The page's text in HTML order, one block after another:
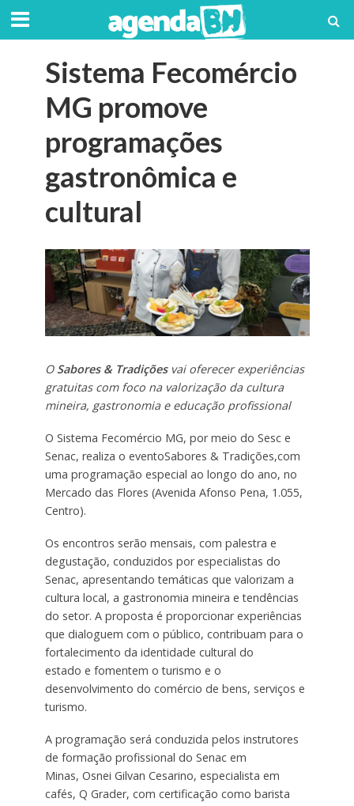
Sistema Fecomércio
MG promove
programações
gastronômica e
cultural
O Sabores & Tradiçõesvai oferecer experiências
gratuitas com foco na valorização da cultura
mineira, gastronomia e educação profissional
O Sistema Fecomércio MG, por meio do Sesc e
Senac, realiza o eventoSabores & Tradições,com
uma programação especial ao longo do ano, no
Mercado das Flores (Avenida Afonso Pena, 1.055,
Centro).
Os encontros serão mensais, com palestra e
degustação, conduzidos por especialistas do
Senac, apresentando temáticas que valorizam a
cultura local, a gastronomia mineira e tendências
do setor. A proposta é proporcionar experiências
que dialoguem com o público, contribuam para o
fortalecimento da identidade cultural do
estado e fomentem o turismo e o
desenvolvimento do comércio de bens, serviços e
turismo.
A programação será conduzida pelos instrutores
de formação profissional do Senac em
Minas, Osnei Gilvan Cesarino, especialista em
cafés, Q Grader, com certificação como barista